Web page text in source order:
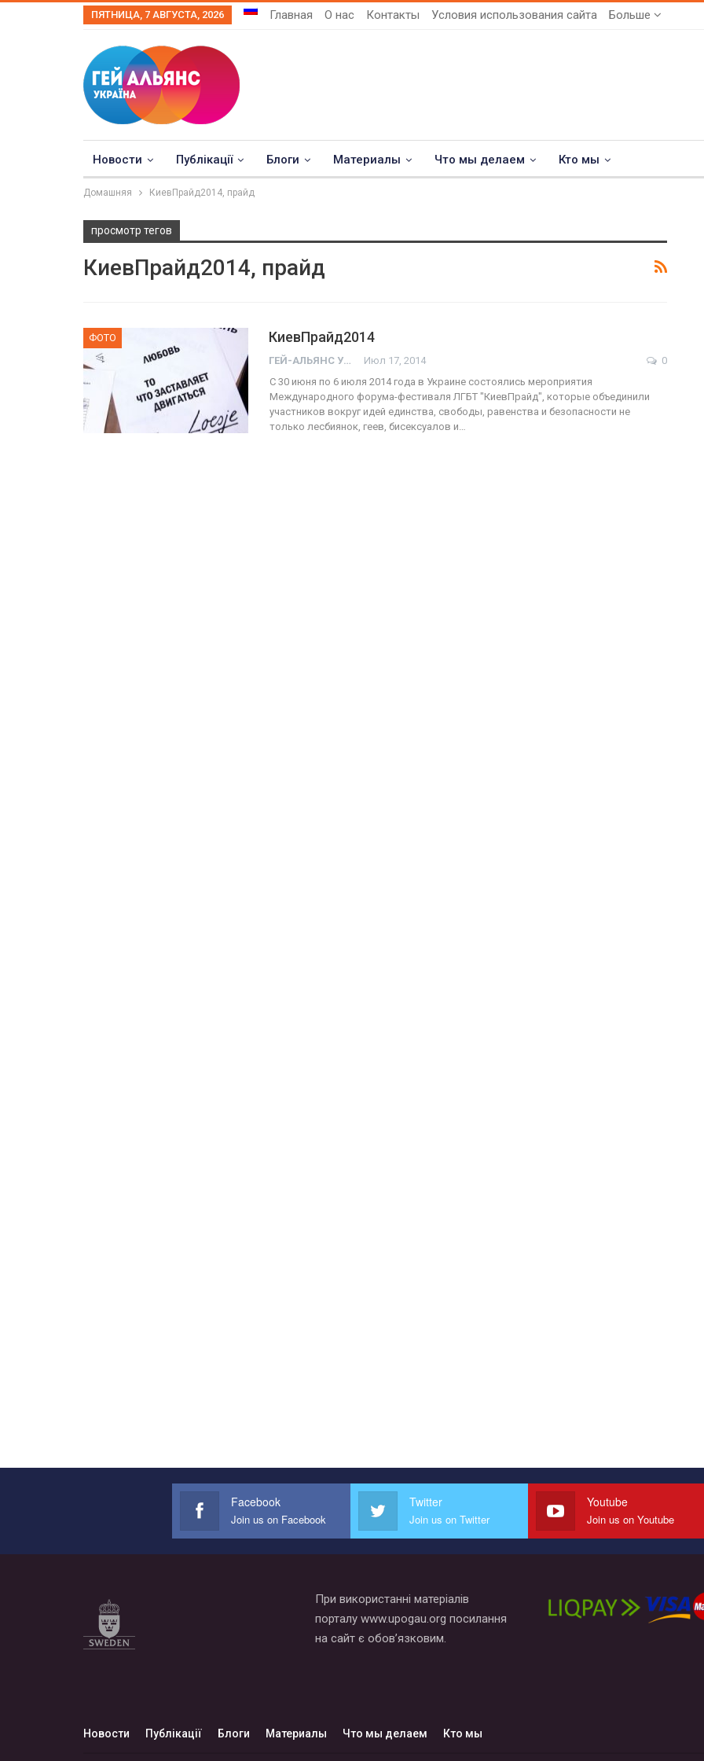
ПЯТНИЦА, 7 АВГУСТА, 2026 Главная О нас Контакты Условия использования сайта Больше
Новости Публікації Блоги Материалы Что мы делаем Кто мы
Домашняя КиевПрайд2014, прайд
просмотр тегов
КиевПрайд2014, прайд
ФОТО КиевПрайд2014
ГЕЙ-АЛЬЯНС УКРАИНА Июл 17, 2014
0
С 30 июня по 6 июля 2014 года в Украине состоялись мероприятия
Международного форума-фестиваля ЛГБТ "КиевПрайд", которые объединили
участников вокруг идей единства, свободы, равенства и безопасности не
только лесбиянок, геев, бисексуалов и…
ФОТО
Прайд в Тель-Авиве собрал 200
ФОТО
Facebook
Join us on Facebook
Twitter
Join us on Twitter
Youtube
Join us on Youtube
При використанні матеріалів
порталу www.upogau.org посилання
на сайт є обов’язковим.
Новости Публікації Блоги Материалы Что мы делаем Кто мы